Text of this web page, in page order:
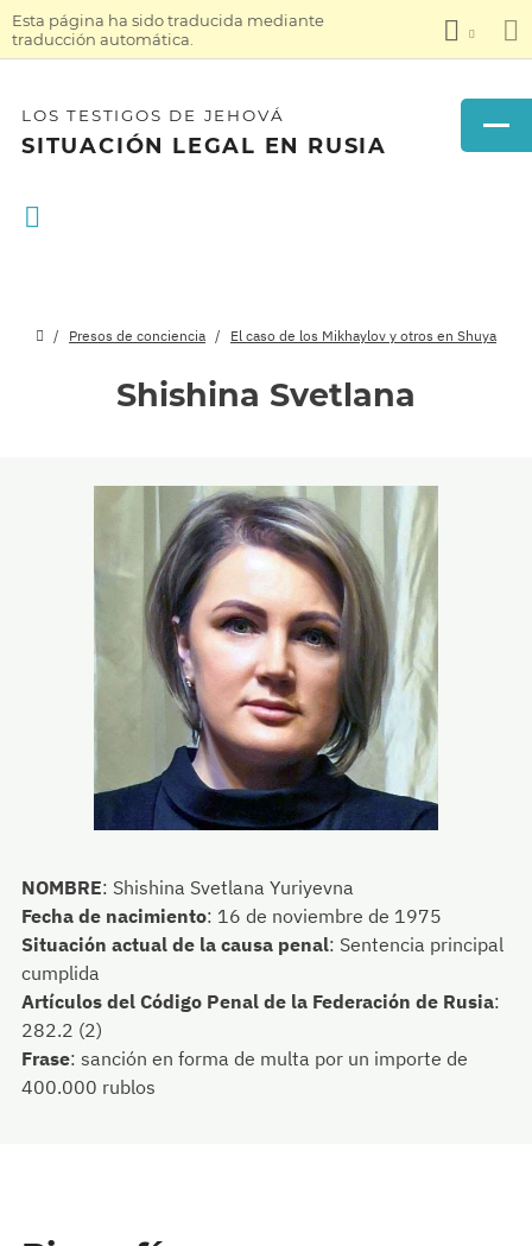
Esta página ha sido traducida mediante
traducción automática.
LOS TESTIGOS DE JEHOVÁ
SITUACIÓN LEGAL EN RUSIA
Presos de conciencia El caso de los Mikhaylov y otros en Shuya
Shishina Svetlana
NOMBRE: Shishina Svetlana Yuriyevna
Fecha de nacimiento: 16 de noviembre de 1975
Situación actual de la causa penal: Sentencia principal
cumplida
Artículos del Código Penal de la Federación de Rusia:
282.2 (2)
Frase: sanción en forma de multa por un importe de
400.000 rublos